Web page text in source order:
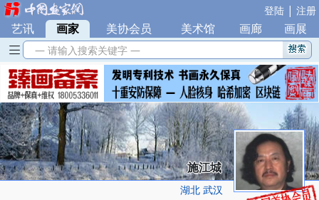
登陆 | 注册
艺讯 | 画家 美协会员 美术馆 画廊 画展
— 请输入搜索关键字 —
施江城
湖北 武汉